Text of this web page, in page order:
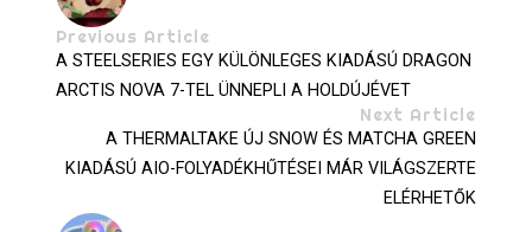
Previous Article
A STEELSERIES EGY KÜLÖNLEGES KIADÁSÚ DRAGON
ARCTIS NOVA 7-TEL ÜNNEPLI A HOLDÚJÉVET
Next Article
A THERMALTAKE ÚJ SNOW ÉS MATCHA GREEN
KIADÁSÚ AIO-FOLYADÉKHŰTÉSEI MÁR VILÁGSZERTE
ELÉRHETŐK